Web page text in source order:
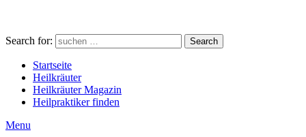
Search for: Search
Startseite
Heilkräuter
Heilkräuter Magazin
Heilpraktiker finden
Menu